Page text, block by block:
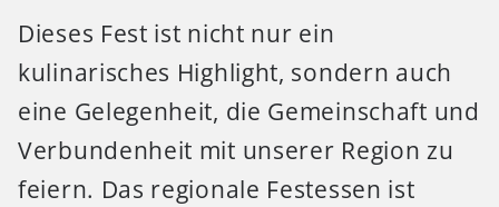
Dieses Fest ist nicht nur ein
kulinarisches Highlight, sondern auch
eine Gelegenheit, die Gemeinschaft und
Verbundenheit mit unserer Region zu
feiern. Das regionale Festessen ist